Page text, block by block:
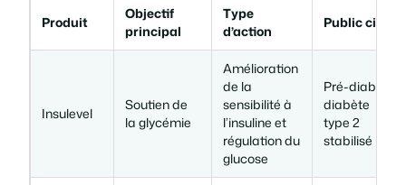
Produit
Objectif
principal
Type
d’action
Public cible
Insulevel
Soutien de
la glycémie
Amélioration
de la
sensibilité à
l’insuline et
régulation du
glucose
Pré-diabète,
diabète
type 2
stabilisé